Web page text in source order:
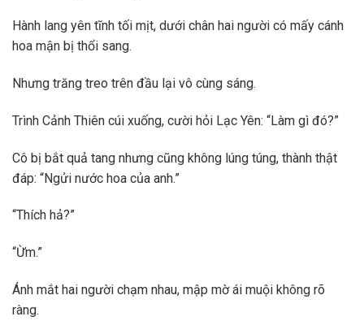
Hành lang yên tĩnh tối mịt, dưới chân hai người có mấy cánh
hoa mận bị thổi sang.
Nhưng trăng treo trên đầu lại vô cùng sáng.
Trình Cảnh Thiên cúi xuống, cười hỏi Lạc Yên: “Làm gì đó?”
Cô bị bắt quả tang nhưng cũng không lúng túng, thành thật
đáp: “Ngửi nước hoa của anh.”
“Thích hả?”
“Ừm.”
Ánh mắt hai người chạm nhau, mập mờ ái muội không rõ
ràng.